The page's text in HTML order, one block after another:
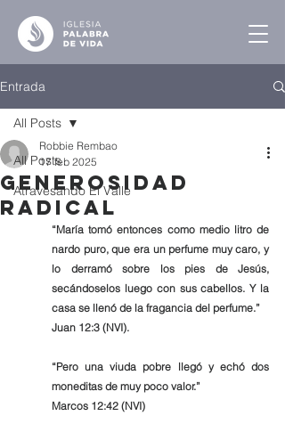
Entrada
All Posts
Atravesando El Valle
All Posts
Generosidad
Radical
Robbie Rembao
17 feb 2025
“María tomó entonces como medio litro de
nardo puro, que era un perfume muy caro, y
lo derramó sobre los pies de Jesús,
secándoselos luego con sus cabellos. Y la
casa se llenó de la fragancia del perfume.”
‭‭Juan‬ ‭12‬:‭3‬ ‭(NVI).‬‬‬‬‬‬‬
“Pero una viuda pobre llegó y echó dos
moneditas de muy poco valor.”
‭‭Marcos‬ ‭12‬:‭42‬ (‭NVI)‬‬‬‬‬‬‬